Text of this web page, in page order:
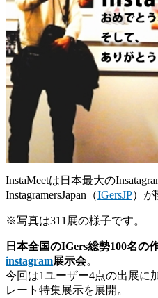
InstaMeetは日本最大の
InstagramersJapan（IGersJP）が
※写真は311展の様子です。
日本全国のIGers総勢100名の
instagram展示会。
今回は1ユーザー4点の出展に
レート特集展示を展開。